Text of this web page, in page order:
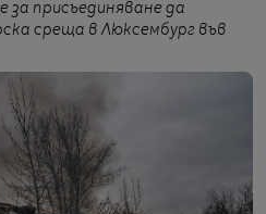
за присъединяване да
среща в Люксембург във